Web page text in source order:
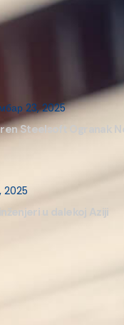
23, 2025
Steelsoft Ogranak
2025
u dalekoj Aziji